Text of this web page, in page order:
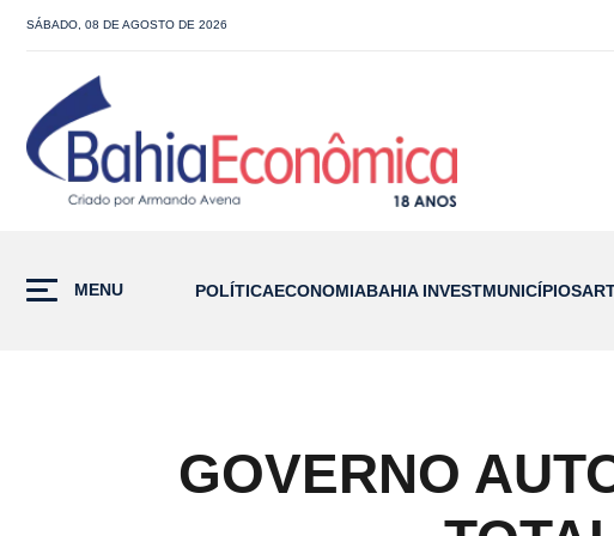
SÁBADO, 08 DE AGOSTO DE 2026
MENU POLÍTICAECONOMIABAHIA INVESTMUNICÍPIOS
GOVERNO